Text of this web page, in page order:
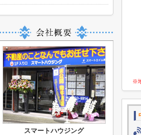
※
スマートハウジング